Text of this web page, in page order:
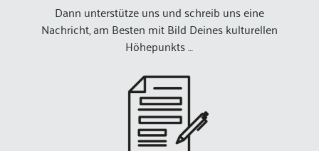
Dann unterstütze uns und schreib uns eine
Nachricht, am Besten mit Bild Deines kulturellen
Höhepunkts …